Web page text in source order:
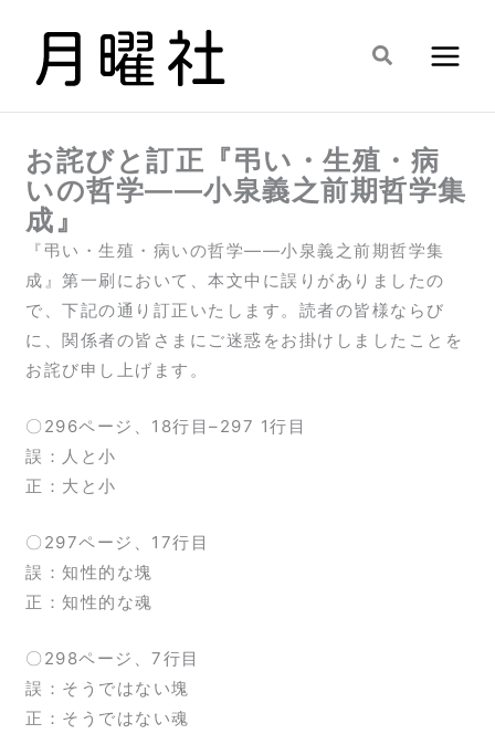
検
お詫びと訂正『弔い・生殖・病
いの哲学――小泉義之前期哲学集
成』
『弔い・生殖・病いの哲学――小泉義之前期哲学集
成』第一刷において、本文中に誤りがありましたの
で、下記の通り訂正いたします。読者の皆様ならび
に、関係者の皆さまにご迷惑をお掛けしましたことを
お詫び申し上げます。
〇296ページ、18行目–297 1行目
誤：人と小
正：大と小
〇297ページ、17行目
誤：知性的な塊
正：知性的な魂
〇298ページ、7行目
誤：そうではない塊
正：そうではない魂